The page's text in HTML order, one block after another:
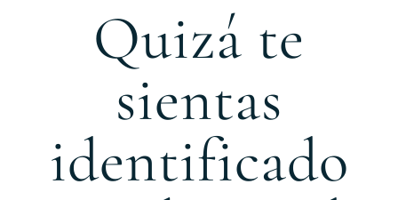
Quizá te
sientas
identificado